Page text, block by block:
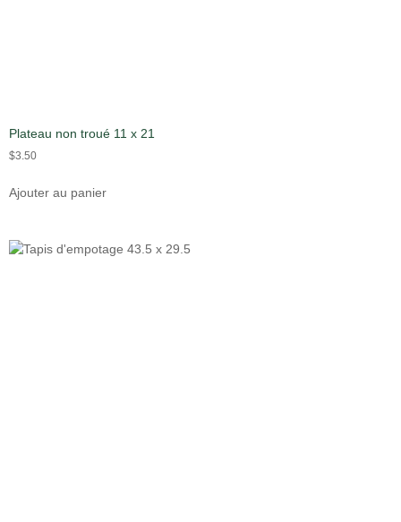
Plateau non troué 11 x 21
$3.50
Ajouter au panier